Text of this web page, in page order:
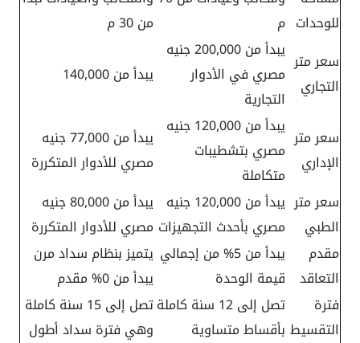
للوحدات م
من 30 م
سعر متر
التجاري
يبدأ من 200,000 جنيه
مصري في الأدوار
التجارية
يبدأ من 140,000
سعر متر
الإداري
يبدأ من 120,000 جنيه
مصري بتشطيبات
متكاملة
يبدأ من 77,000 جنيه
مصري للأدوار المتكررة
سعر متر
الطبي
يبدأ من 120,000 جنيه
مصري بأحدث التجهيزات
يبدأ من 80,000 جنيه
مصري للأدوار المتكررة
مقدم
التعاقد
يبدأ من 5% من إجمالي
قيمة الوحدة
يتميز بنظام سداد مرن
يبدأ من 0% مقدم
فترة
التقسيط
تصل إلى 12 سنة كاملة
بأقساط متساوية
تصل إلى 15 سنة كاملة
وهي فترة سداد أطول